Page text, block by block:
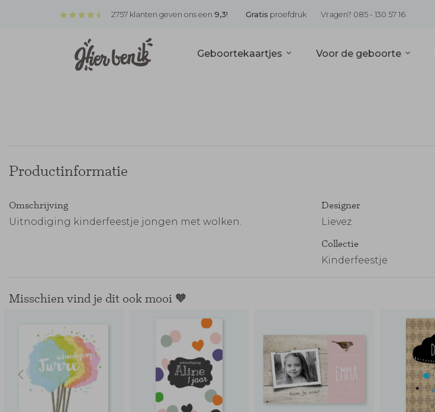
2757 klanten geven ons een 9,3! Gratis proefdruk Vragen? 085 - 130 57 16
Geboortekaartjes Voor de geboorte
Productinformatie
Omschrijving
Uitnodiging kinderfeestje jongen met wolken.
Designer
Lievez
Collectie
Kinderfeestje
Misschien vind je dit ook mooi 🧡